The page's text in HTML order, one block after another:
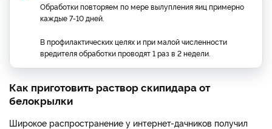
Обработки повторяем по мере вылупления яиц примерно
каждые 7-10 дней.
В профилактических целях и при малой численности
вредителя обработки проводят 1 раз в 2 недели.
Как приготовить раствор скипидара от
белокрылки
Широкое распространение у интернет-дачников получил